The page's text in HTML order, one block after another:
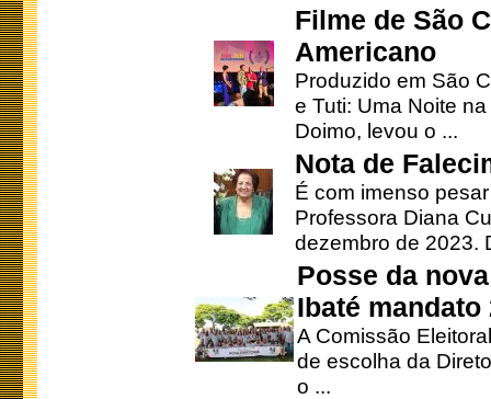
Filme de São
Americano
Produzido em São
e Tuti: Uma Noite
Doimo, levou o ...
Nota de
É com imenso
Professora Diana
dezembro de 2023.
Posse da
Ibaté mandato
A Comissão
de escolha da
o ...